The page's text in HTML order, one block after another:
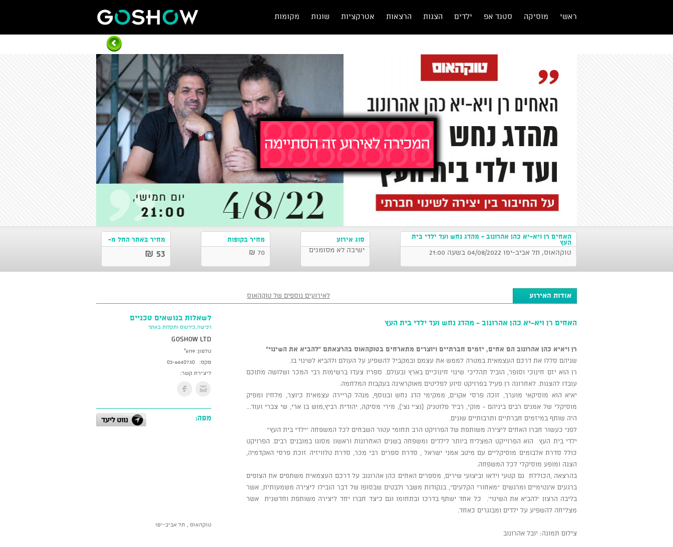
ראשי מוסיקה סטנד אפ ילדים הצגות הרצאות אטרקציות שונות מקומות
האחים רן ויא-יא כהן אהרונוב - מהדג נחש ועד ילדי בית
העץ
טוקהאוס, תל אביב-יפו 04/08/2022 בשעה 21:00
סוג אירוע
ישיבה לא מסומנים
מחיר בקופות
70 ₪
מחיר באתר החל מ-
53 ₪
אודות האירוע לאירועים נוספים של טוקהאוס
האחים רן ויא-יא כהן אהרונוב - מהדג נחש ועד ילדי בית העץ
רן ויאיא כהן אהרונוב הם אחים, יזמים חברתיים ויוצרים מתארחים בטוקהאוס בהרצאתם "להביא את השינוי"
שניהם סללו את דרכם העצמאית במטרה לממש את עצמם ובמקביל להשפיע על העולם ולהביא לשינוי בו.
רן הוא יזם חינוכי וסופר, הוביל תהליכי שינוי חינוכיים בארץ ובעולם. ספריו צעדו ברשימות רבי המכר ושלושה מתוכם
עובדו להצגות. לאחרונה רן פעיל בפרויקט סיוע לפליטים מאוקראינה בעקבות המלחמה.
יאיא הוא מוסיקאי מוערך, זוכה פרסי אקו"ם, ממקימי הדג נחש ובנוסף, מנהל קריירה עצמאית כיוצר, מלחין ומפיק
מוסיקלי של אמנים רבים ביניהם - מוקי, רביד פלוטניק (נצ'י נצ'), מירי מסיקה, יהודית רביץ,מוש בן ארי, שי צברי ועוד...
היה שותף במיזמים חברתיים ותרבותיים שונים.
לפני כעשור חברו האחים ליצירה משותפת של הפרויקט הרב תחומי עטור השבחים לכל המשפחה "ילדי בית העץ"
ילדי בית העץ הוא הפרוייקט המצליח ביותר לילדים ומשפחה בשנים האחרונות וראשון מסוגו במובנים רבים. הפרויקט
כולל סדרת אלבומים מוסיקליים עם מיטב אמני ישראל , סדרת ספרים רבי מכר, סדרת טלוויזיה זוכת פרסי האקדמיה,
הצגה ומופע מוסיקלי לכל המשפחה.
בהרצאה ,הכוללת גם קטעי וידאו וביצועי שירים, מספרים האחים כהן אהרונוב על דרכם העצמאית משתפים את הצופים
ברגעים אינטימיים ומרגשים "מאחורי הקלעים", בנקודות משבר ולבטים שבסופו של דבר הובילו ליצירה משמעותית, אשר
בליבה הרצון 'להביא את השינוי'. כל אחד ישתף בדרכו ובתחומו וגם כיצד חברו יחד ליצירה משותפת וחדשנית אשר
מצליחה להשפיע על ילדים ומבוגרים כאחד.
צילום תמונה: יובל אהרונוב
לשאלות בנושאים טכניים
רכישה,כירטוס ותקלות באתר
GoShow LTD
טלפון: *6119
פקס:
03-6440730
ליצירת קשר:
מפה:
טוקהאוס , תל אביב-יפו